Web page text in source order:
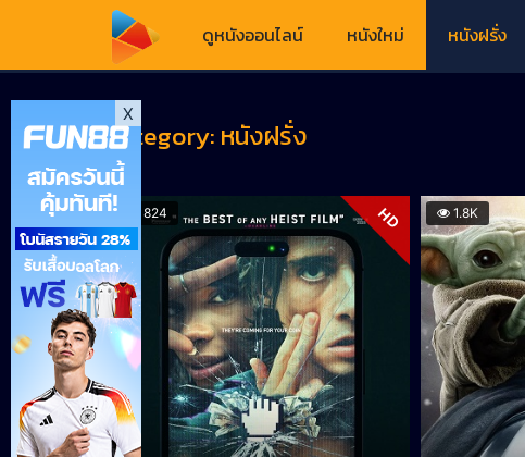
ดูหนังออนไลน์ หนังใหม่ หนังฝรั่ง
Category: หนังฝรั่ง
824 HD 1.8K
X